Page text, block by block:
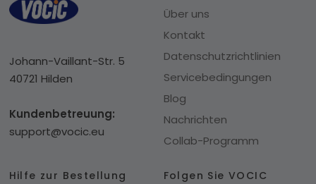
Johann-Vaillant-Str. 5
40721 Hilden
Kundenbetreuung:
support@vocic.eu
Über uns
Kontakt
Datenschutzrichtlinien
Servicebedingungen
Blog
Nachrichten
Collab-Programm
Hilfe zur Bestellung Folgen Sie VOCIC